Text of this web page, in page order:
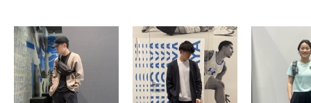
フィット性 タイト ルーズ
軽量性 軽い